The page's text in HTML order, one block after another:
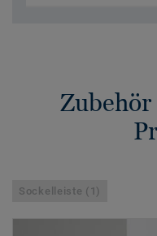
Zubehör
Sockelleiste (1)